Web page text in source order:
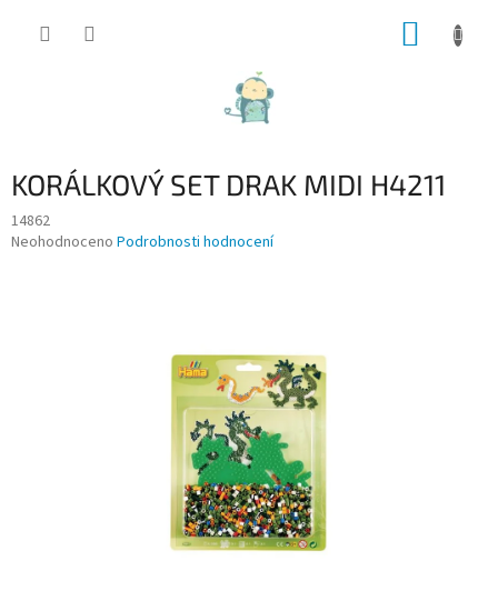
KORÁLKOVÝ SET DRAK MIDI H4211
14862
Průměrné
Neohodnoceno Podrobnosti hodnocení